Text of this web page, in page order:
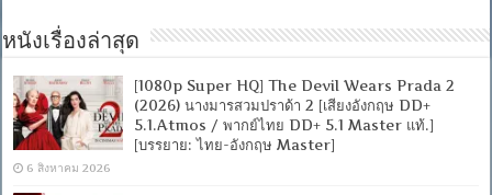
หนังเรื่องล่าสุด
[1080p Super HQ] The Devil Wears Prada 2
(2026) นางมารสวมปราด้า 2 [เสียงอังกฤษ DD+
5.1.Atmos / พากย์ไทย DD+ 5.1 Master แท้.]
[บรรยาย: ไทย-อังกฤษ Master]
6 สิงหาคม 2026